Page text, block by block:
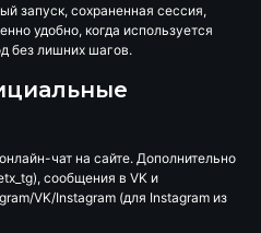
запуск, сохраненная сессия,
удобно, когда используется
без лишних шагов.
чат на сайте. Дополнительно
сообщения в VK и
VK/Instagram (для Instagram из